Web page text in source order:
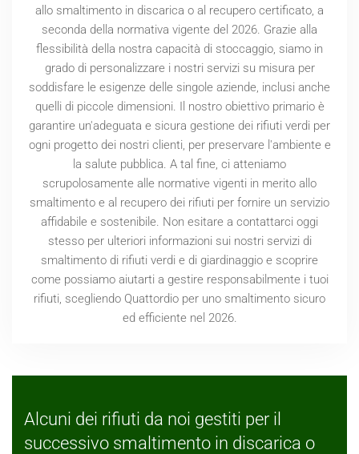
allo smaltimento in discarica o al recupero certificato, a
seconda della normativa vigente del 2026. Grazie alla
flessibilità della nostra capacità di stoccaggio, siamo in
grado di personalizzare i nostri servizi su misura per
soddisfare le esigenze delle singole aziende, inclusi anche
quelli di piccole dimensioni. Il nostro obiettivo primario è
garantire un'adeguata e sicura gestione dei rifiuti verdi per
ogni progetto dei nostri clienti, per preservare l'ambiente e
la salute pubblica. A tal fine, ci atteniamo
scrupolosamente alle normative vigenti in merito allo
smaltimento e al recupero dei rifiuti per fornire un servizio
affidabile e sostenibile. Non esitare a contattarci oggi
stesso per ulteriori informazioni sui nostri servizi di
smaltimento di rifiuti verdi e di giardinaggio e scoprire
come possiamo aiutarti a gestire responsabilmente i tuoi
rifiuti, scegliendo Quattordio per uno smaltimento sicuro
ed efficiente nel 2026.
Alcuni dei rifiuti da noi gestiti per il
successivo smaltimento in discarica o